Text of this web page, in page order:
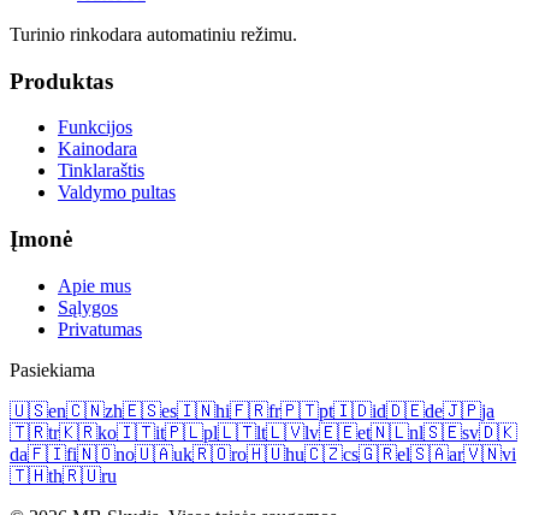
Turinio rinkodara automatiniu režimu.
Produktas
Funkcijos
Kainodara
Tinklaraštis
Valdymo pultas
Įmonė
Apie mus
Sąlygos
Privatumas
Pasiekiama
🇺🇸en🇨🇳zh🇪🇸es🇮🇳hi🇫🇷fr🇵🇹pt🇮🇩id🇩🇪de🇯🇵ja
🇹🇷tr🇰🇷ko🇮🇹it🇵🇱pl🇱🇹lt🇱🇻lv🇪🇪et🇳🇱nl🇸🇪sv🇩🇰
da🇫🇮fi🇳🇴no🇺🇦uk🇷🇴ro🇭🇺hu🇨🇿cs🇬🇷el🇸🇦ar🇻🇳vi
🇹🇭th🇷🇺ru